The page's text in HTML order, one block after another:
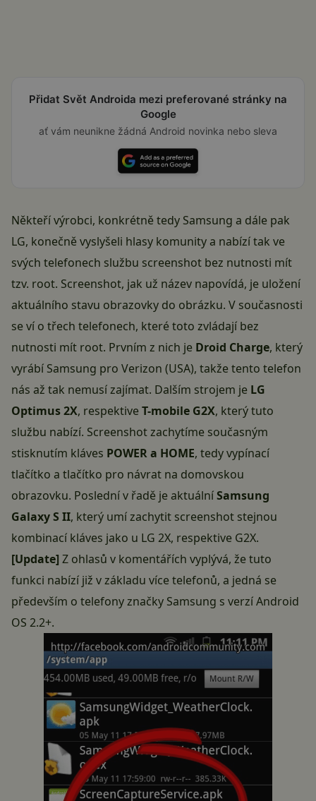
Přidat Svět Androida mezi preferované stránky na
Google
ať vám neunikne žádná Android novinka nebo sleva
Někteří výrobci, konkrétně tedy Samsung a dále pak
LG, konečně vyslyšeli hlasy komunity a nabízí tak ve
svých telefonech službu screenshot bez nutnosti mít
tzv. root. Screenshot, jak už název napovídá, je uložení
aktuálního stavu obrazovky do obrázku. V současnosti
se ví o třech telefonech, které toto zvládají bez
nutnosti mít root. Prvním z nich je Droid Charge, který
vyrábí Samsung pro Verizon (USA), takže tento telefon
nás až tak nemusí zajímat. Dalším strojem je LG
Optimus 2X, respektiveT-mobile G2X, který tuto
službu nabízí. Screenshot zachytíme současným
stisknutím kláves POWER a HOME, tedy vypínací
tlačítko a tlačítko pro návrat na domovskou
obrazovku. Poslední v řadě je aktuálníSamsung
Galaxy S II, který umí zachytit screenshot stejnou
kombinací kláves jako u LG 2X, respektive G2X.
[Update] Z ohlasů v komentářích vyplývá, že tuto
funkci nabízí již v základu více telefonů, a jedná se
především o telefony značky Samsung s verzí Android
OS 2.2+.